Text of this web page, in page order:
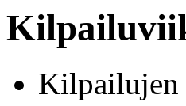
Kilpailujen